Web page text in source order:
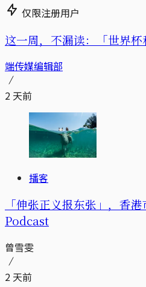
仅限注册用户
这一周，不漏读：「世界
端传媒编辑部
2 天前
播客
「伸张正义报东张」，香
Podcast
曾雪雯
2 天前